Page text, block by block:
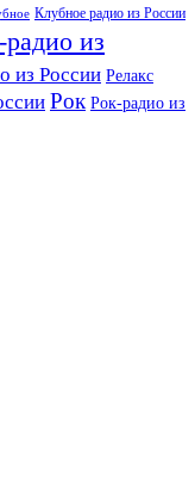
Клубное радио из России
из
из России Релакс
Рок Рок-радио из